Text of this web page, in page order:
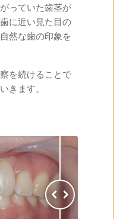
っていた歯茎が
に近い見た目の
然な歯の印象を
を続けることで
きます。